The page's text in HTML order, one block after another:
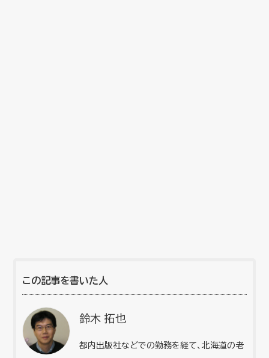
この記事を書いた人
鈴木 拓也
都内出版社などでの勤務を経て、北海道の老